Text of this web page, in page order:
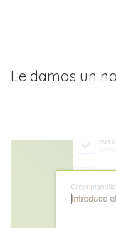
Le damos un